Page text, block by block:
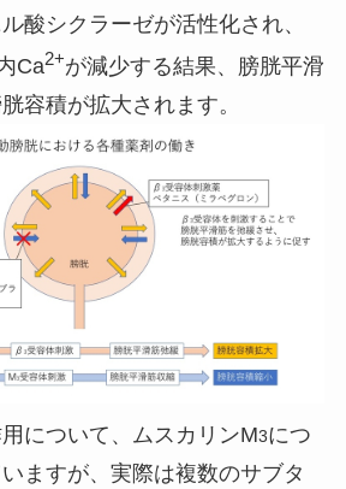
酸シクラーゼが活性化され、
Ca2+が減少する結果、膀胱平滑
容積が拡大されます。
用について、ムスカリンM3につ
ますが、実際は複数のサブタ